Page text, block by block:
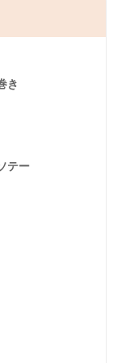
き
テー